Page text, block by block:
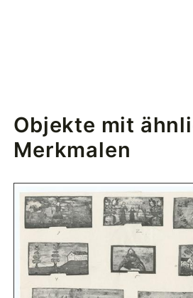
Objekte mit
Merkmalen